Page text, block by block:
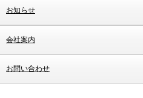
お知らせ
会社案内
お問い合わせ